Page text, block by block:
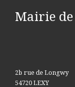
Mairie
2b rue de Longwy
54720 LEXY